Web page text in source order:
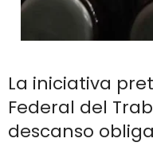
La iniciativa
Federal del
descanso